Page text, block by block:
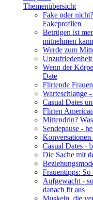
Themenübersicht
Fake oder
Fakeprofilen
Betrügen ist
mitnehmen
Werde zum
Wenn der
Date
Flirtende
Warteschlange
Casual Dates
Flirten
Mittendrin?
Sendepause -
Konversationen
Casual Dates -
Die Sache mit
Frauentipps: So
Aufgewacht -
danach fit aus
Muskeln, die